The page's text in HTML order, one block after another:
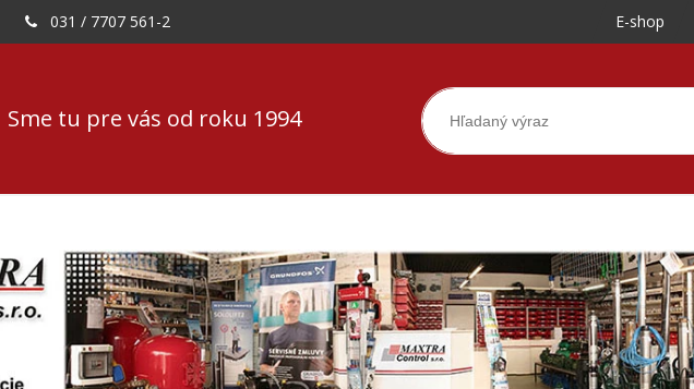
Sme tu pre vás od roku 1994
031 / 7707 561-2 E-shop